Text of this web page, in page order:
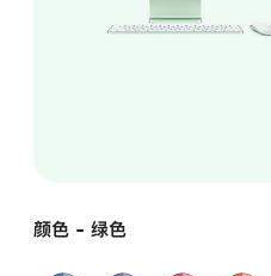
颜色 - 绿色